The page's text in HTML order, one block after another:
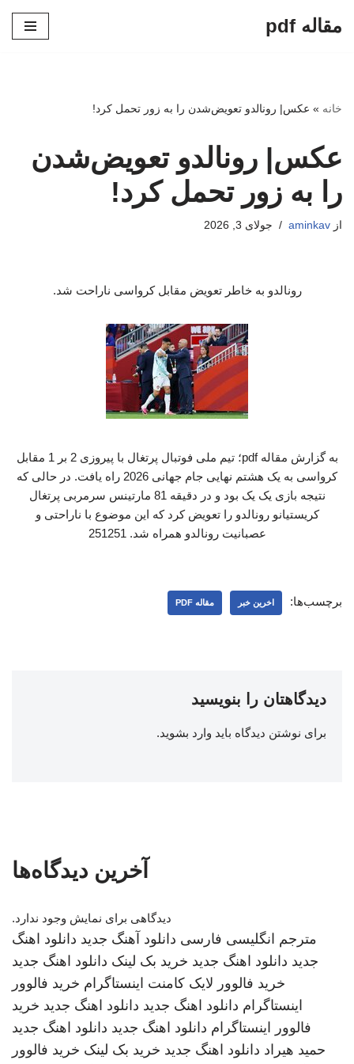
مقاله pdf
خانه » عکس| رونالدو تعویض‌شدن را به زور تحمل کرد!
عکس| رونالدو تعویض‌شدن
را به زور تحمل کرد!
از aminkav جولای 3, 2026
رونالدو به خاطر تعویض مقابل کرواسی ناراحت شد.
به گزارش مقاله pdf؛ تیم ملی فوتبال پرتغال با پیروزی 2 بر 1 مقابل
کرواسی به یک هشتم نهایی جام جهانی 2026 راه یافت. در حالی که
نتیجه بازی یک یک بود و در دقیقه 81 مارتینس سرمربی پرتغال
کریستیانو رونالدو را تعویض کرد که این موضوع با ناراحتی و
عصبانیت رونالدو همراه شد. 251251
برچسب‌ها: اخرین خبر مقاله PDF
دیدگاهتان را بنویسید
برای نوشتن دیدگاه باید وارد بشوید.
آخرین دیدگاه‌ها
دیدگاهی برای نمایش وجود ندارد.
مترجم انگلیسی فارسی دانلود آهنگ جدید دانلود اهنگ
جدید دانلود اهنگ جدید خرید بک لینک دانلود اهنگ جدید
خرید فالوور لایک کامنت اینستاگرام خرید فالوور
اینستاگرام دانلود اهنگ جدید دانلود اهنگ جدید خرید
فالوور اینستاگرام دانلود اهنگ جدید دانلود اهنگ جدید
حمید هیراد دانلود اهنگ جدید خرید بک لینک خرید فالوور